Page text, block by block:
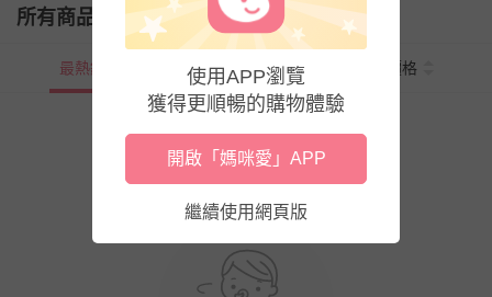
所有商品
最熱銷 新上市 價格
使用APP瀏覽
獲得更順暢的購物體驗
開啟「媽咪愛」APP
繼續使用網頁版